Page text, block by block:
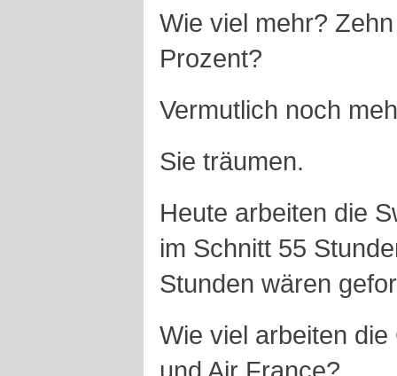
Wie viel mehr?
Prozent?
Vermutlich noch
Sie träumen.
Heute arbeiten die
im Schnitt 55
Stunden wären
Wie viel arbeiten